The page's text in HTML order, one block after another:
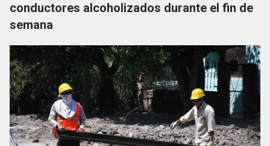
conductores alcoholizados durante el fin de
semana